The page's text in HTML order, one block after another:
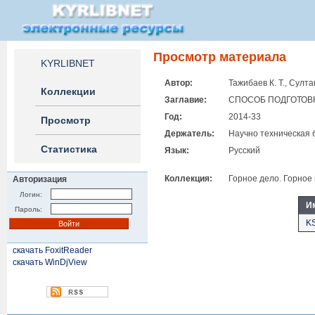
KYRLIBNET
Коллекции
Просмотр
Статистика
Авторизация
Логин:
Пароль:
скачать FoxitReader
скачать WinDjView
Просмотр материала
Автор:
Тажибаев К. Т.,
Заглавие:
СПОСОБ
Год:
2014-33
Держатель:
Научно техническая
Язык:
Русский
Коллекция: Горное дело.